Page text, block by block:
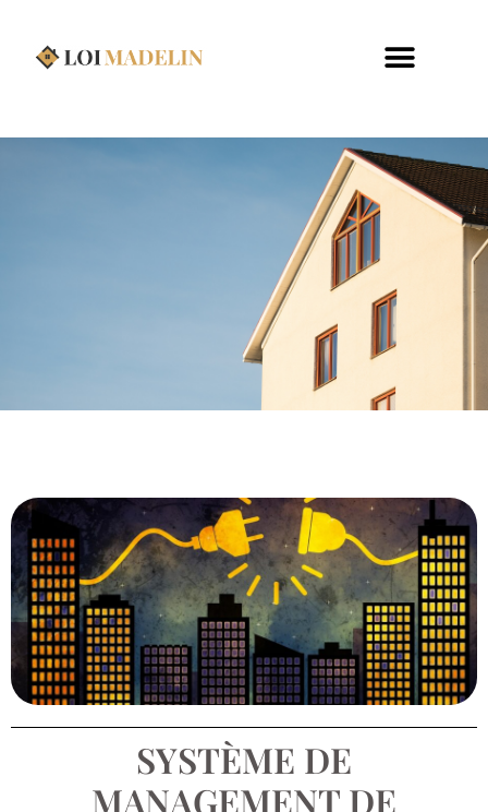
SYSTÈME DE
MANAGEMENT DE